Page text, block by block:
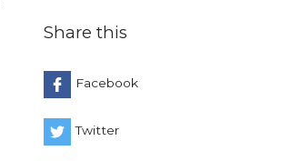
Share this
Facebook
Twitter